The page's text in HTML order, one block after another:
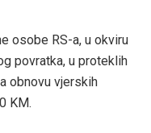
osobe RS-a, u okviru
povratka, u proteklih
obnovu vjerskih
KM.